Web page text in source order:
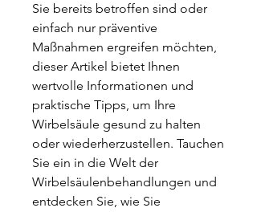
Sie bereits betroffen sind oder
einfach nur präventive
Maßnahmen ergreifen möchten,
dieser Artikel bietet Ihnen
wertvolle Informationen und
praktische Tipps, um Ihre
Wirbelsäule gesund zu halten
oder wiederherzustellen. Tauchen
Sie ein in die Welt der
Wirbelsäulenbehandlungen und
entdecken Sie, wie Sie